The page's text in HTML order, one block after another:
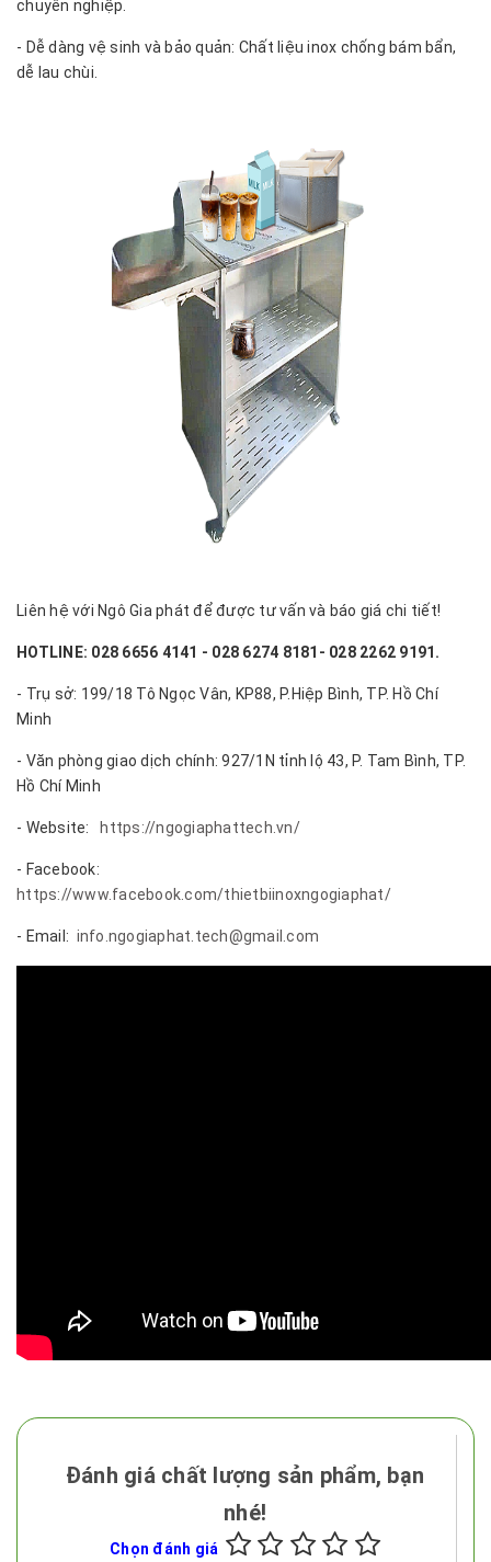
chuyên nghiệp.
- Dễ dàng vệ sinh và bảo quản: Chất liệu inox chống bám bẩn,
dễ lau chùi.
Liên hệ với Ngô Gia phát để được tư vấn và báo giá chi tiết!
HOTLINE: 028 6656 4141 - 028 6274 8181- 028 2262 9191.
- Trụ sở: 199/18 Tô Ngọc Vân, KP88, P.Hiệp Bình, TP. Hồ Chí
Minh
- Văn phòng giao dịch chính: 927/1N tỉnh lộ 43, P. Tam Bình, TP.
Hồ Chí Minh
- Website: https://ngogiaphattech.vn/
- Facebook:
https://www.facebook.com/thietbiinoxngogiaphat/
- Email: info.ngogiaphat.tech@gmail.com
Đánh giá chất lượng sản phẩm, bạn
nhé!
Chọn đánh giá